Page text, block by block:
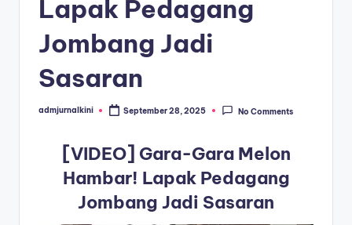
Lapak Pedagang
Jombang Jadi
Sasaran
Posted
admjurnalkini September 28, 2025 No Comments
[VIDEO] Gara-Gara Melon
Hambar! Lapak Pedagang
Jombang Jadi Sasaran